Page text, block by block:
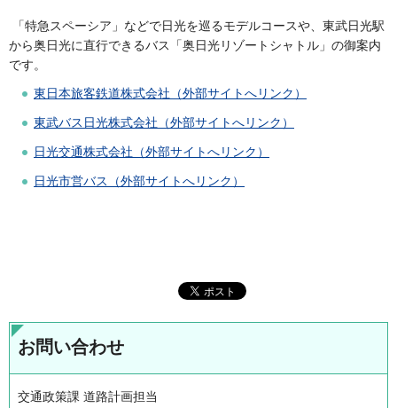
「特急スペーシア」などで日光を巡るモデルコースや、東武日光駅
から奥日光に直行できるバス「奥日光リゾートシャトル」の御案内
です。
東日本旅客鉄道株式会社（外部サイトへリンク）
東武バス日光株式会社（外部サイトへリンク）
日光交通株式会社（外部サイトへリンク）
日光市営バス（外部サイトへリンク）
お問い合わせ
交通政策課 道路計画担当